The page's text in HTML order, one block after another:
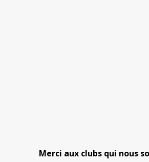
Merci aux clubs qui nous